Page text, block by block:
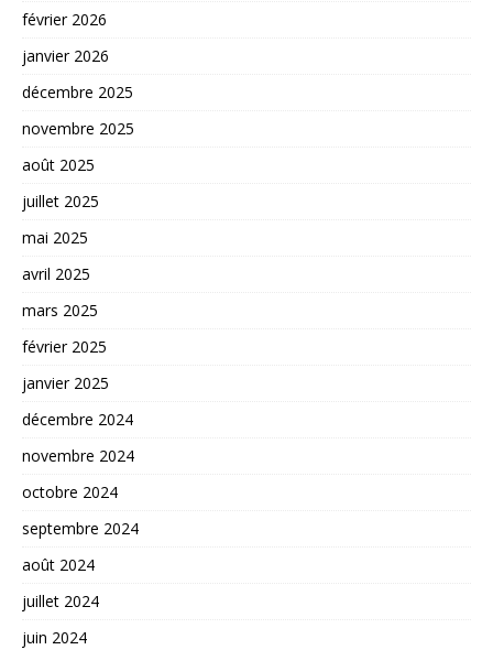
février 2026
janvier 2026
décembre 2025
novembre 2025
août 2025
juillet 2025
mai 2025
avril 2025
mars 2025
février 2025
janvier 2025
décembre 2024
novembre 2024
octobre 2024
septembre 2024
août 2024
juillet 2024
juin 2024